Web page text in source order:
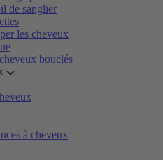
de sanglier
les cheveux
bouclés
à cheveux